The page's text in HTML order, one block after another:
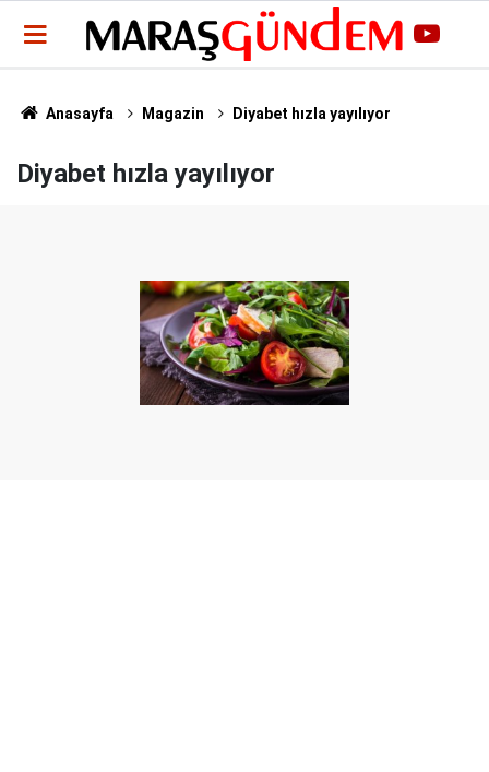
Anasayfa Magazin Diyabet hızla yayılıyor
Diyabet hızla yayılıyor